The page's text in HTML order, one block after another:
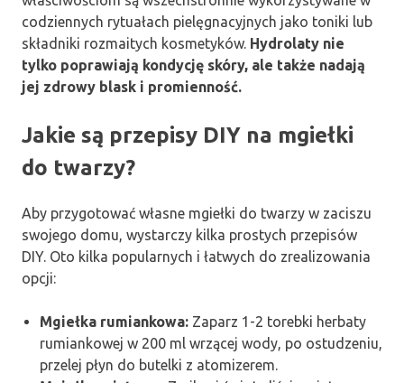
codziennych rytuałach pielęgnacyjnych jako toniki lub
składniki rozmaitych kosmetyków. Hydrolaty nie
tylko poprawiają kondycję skóry, ale także nadają
jej zdrowy blask i promienność.
Jakie są przepisy DIY na mgiełki
do twarzy?
Aby przygotować własne mgiełki do twarzy w zaciszu
swojego domu, wystarczy kilka prostych przepisów
DIY. Oto kilka popularnych i łatwych do zrealizowania
opcji:
Mgiełka rumiankowa: Zaparz 1-2 torebki herbaty
rumiankowej w 200 ml wrzącej wody, po ostudzeniu,
przelej płyn do butelki z atomizerem.